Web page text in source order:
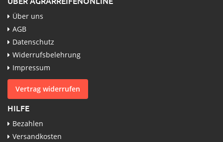
Über uns
AGB
Datenschutz
Widerrufsbelehrung
Impressum
Vertrag widerrufen
HILFE
Bezahlen
Versandkosten